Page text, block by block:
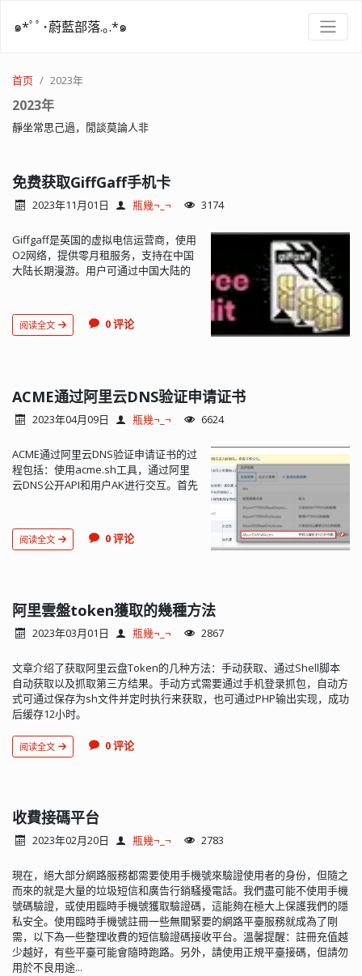
๑*ﾟﾟ･蔚藍部落.｡.*๑
首页 2023年
2023年
靜坐常思己過，閒談莫論人非
免费获取GiffGaff手机卡
2023年11月01日 瓶幾¬_¬ 3174
Giffgaff是英国的虚拟电信运营商，使用
O2网络，提供零月租服务，支持在中国
大陆长期漫游。用户可通过中国大陆的
接申请首充£10可获赠£5，官网免费领
卡，全球包邮。漫游资费包括数据
阅读全文 0 评论
ACME通过阿里云DNS验证申请证书
2023年04月09日 瓶幾¬_¬ 6624
ACME通过阿里云DNS验证申请证书的过
程包括：使用acme.sh工具，通过阿里
云DNS公开API和用户AK进行交互。首先
AccessKeySecret。在.bashrc文件中配
置这些密钥，并使用acme.sh命令进行
阅读全文 0 评论
阿里雲盤token獲取的幾種方法
2023年03月01日 瓶幾¬_¬ 2867
文章介绍了获取阿里云盘Token的几种方法：手动获取、通过Shell脚本
自动获取以及抓取第三方结果。手动方式需要通过手机登录抓包，自动方
式可通过保存为sh文件并定时执行来获取，也可通过PHP输出实现，成功
后缓存12小时。
阅读全文 0 评论
收費接碼平台
2023年02月20日 瓶幾¬_¬ 2783
現在，絕大部分網路服務都需要使用手機號來驗證使用者的身份，但隨之
而來的就是大量的垃圾短信和廣告行銷騷擾電話。我們盡可能不使用手機
號碼驗證，或使用臨時手機號獲取驗證碼，這能夠在極大上保護我們的隱
私安全。使用臨時手機號註冊一些無關緊要的網路平臺服務就成為了剛
需，以下為一些整理收費的短信驗證碼接收平台。溫馨提醒：註冊充值越
少越好，有些平臺可能會隨時跑路。另外，請使用正規平臺接碼，但請勿
用於不良用途...